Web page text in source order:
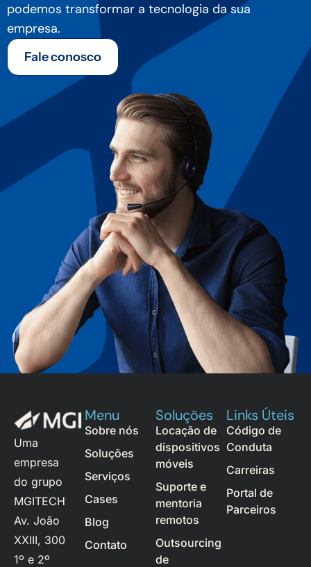
podemos transformar a tecnologia da sua
empresa.
Fale conosco
Uma
empresa
do grupo
MGITECH
Av. João
XXIII, 300
1º e 2º
Menu
Sobre nós
Soluções
Serviços
Cases
Blog
Contato
Soluções
Locação de
dispositivos
móveis
Suporte e
mentoria
remotos
Outsourcing
de
Links Úteis
Código de
Conduta
Carreiras
Portal de
Parceiros